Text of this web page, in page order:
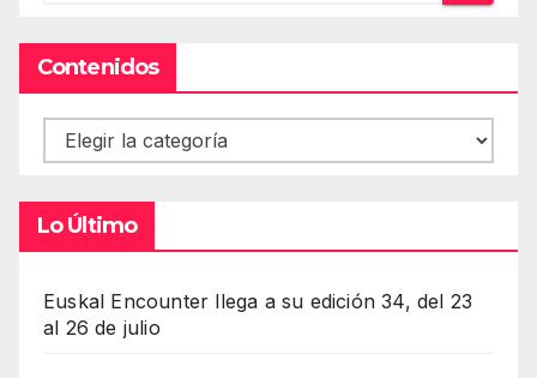
Contenidos
Contenidos
Lo Último
Euskal Encounter llega a su edición 34, del 23
al 26 de julio